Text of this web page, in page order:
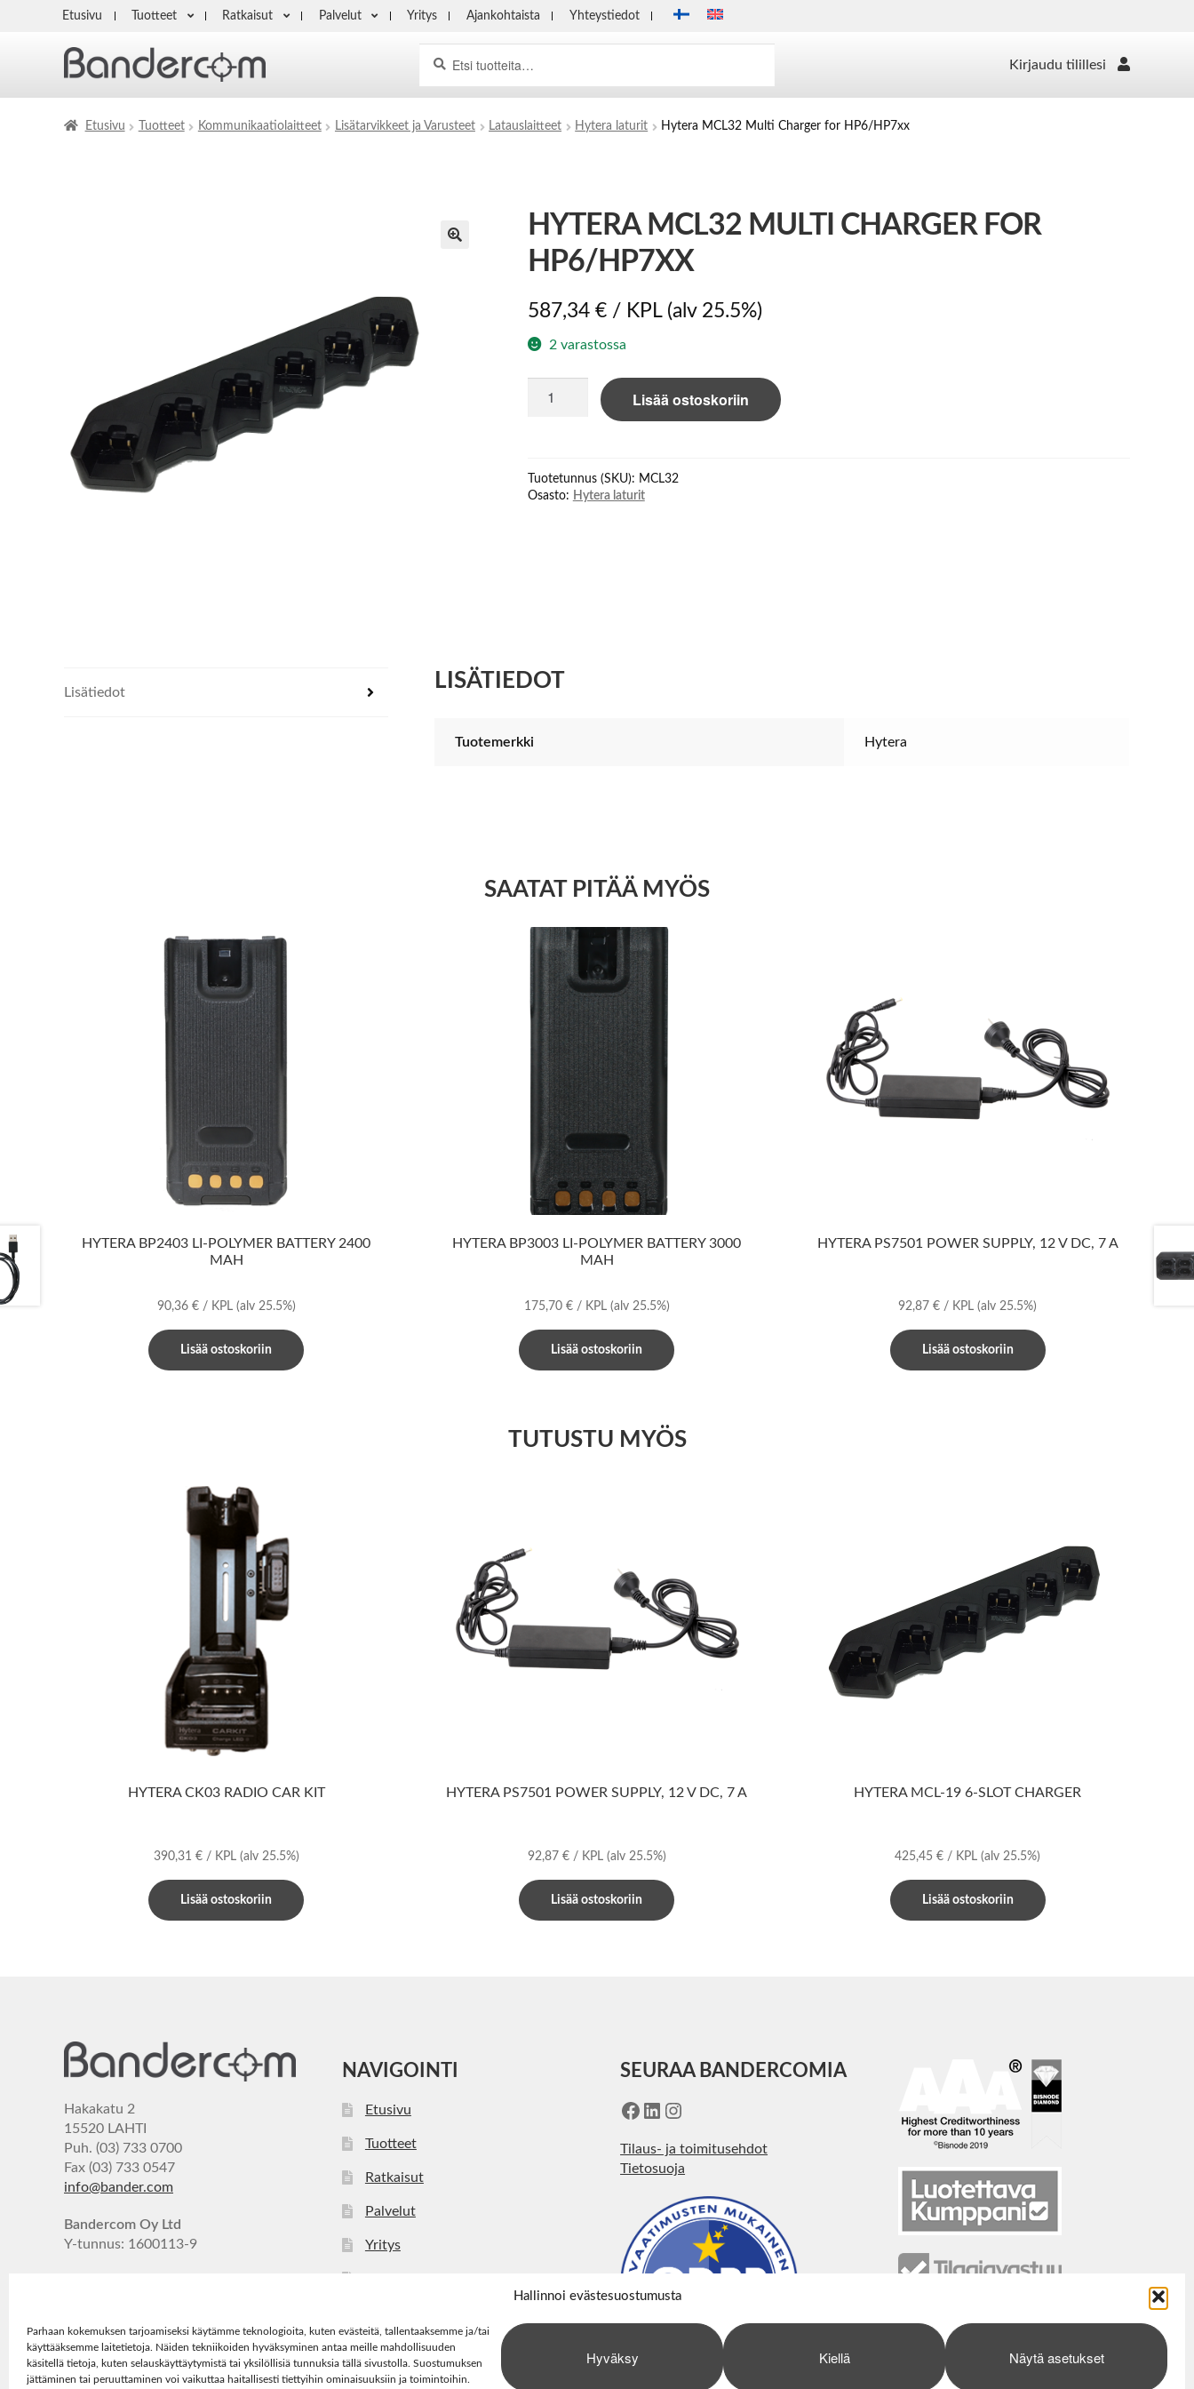
Hallinnoi evästesuostumusta
Parhaan kokemuksen tarjoamiseksi käytämme teknologioita, kuten evästeitä, tallentaaksemme ja/tai
käyttääksemme laitetietoja. Näiden tekniikoiden hyväksyminen antaa meille mahdollisuuden
käsitellä tietoja, kuten selauskäyttäytymistä tai yksilöllisiä tunnuksia tällä sivustolla. Suostumuksen
jättäminen tai peruuttaminen voi vaikuttaa haitallisesti tiettyihin ominaisuuksiin ja toimintoihin.
Hyväksy Kiellä Näytä asetukset
Etusivu Tuotteet Ratkaisut Palvelut Yritys Ajankohtaista Yhteystiedot
Kirjaudu tilillesi
Etusivu Tuotteet Kommunikaatiolaitteet Lisätarvikkeet ja Varusteet Latauslaitteet Hytera laturit Hytera MCL32 Multi Charger for HP6/HP7xx
HYTERA MCL32 MULTI CHARGER FOR
HP6/HP7XX
587,34 €/ KPL (alv 25.5%)
2 varastossa
MCL32
HP6/HP7xx
määrä
Lisää ostoskoriin
Tuotetunnus (SKU): MCL32
Osasto: Hytera laturit
Lisätiedot LISÄTIEDOT
Tuotemerkki Hytera
SAATAT PITÄÄ MYÖS
HYTERA BP2403 LI-POLYMER BATTERY 2400
MAH
90,36 €/ KPL (alv 25.5%)
Lisää ostoskoriin
HYTERA BP3003 LI-POLYMER BATTERY 3000
MAH
175,70 €/ KPL (alv 25.5%)
Lisää ostoskoriin
HYTERA PS7501 POWER SUPPLY, 12 V DC, 7 A
92,87€ / KPL(alv 25.5%)
Lisää ostoskoriin
TUTUSTU MYÖS
HYTERA CK03 RADIO CAR KIT
390,31 €/ KPL (alv 25.5%)
Lisää ostoskoriin
HYTERA PS7501 POWER SUPPLY, 12 V DC, 7 A
92,87 €/ KPL (alv 25.5%)
Lisää ostoskoriin
HYTERA MCL-19 6-SLOT CHARGER
425,45€ / KPL(alv 25.5%)
Lisää ostoskoriin
Hakakatu 2
15520 LAHTI
Puh. (03) 733 0700
Fax (03) 733 0547
info@bander.com
Bandercom Oy Ltd
Y-tunnus: 1600113-9
NAVIGOINTI
Etusivu
Tuotteet
Ratkaisut
Palvelut
Yritys
SEURAA BANDERCOMIA
Facebook
LinkedIn
Instagram
Tilaus- ja toimitusehdot
Tietosuoja